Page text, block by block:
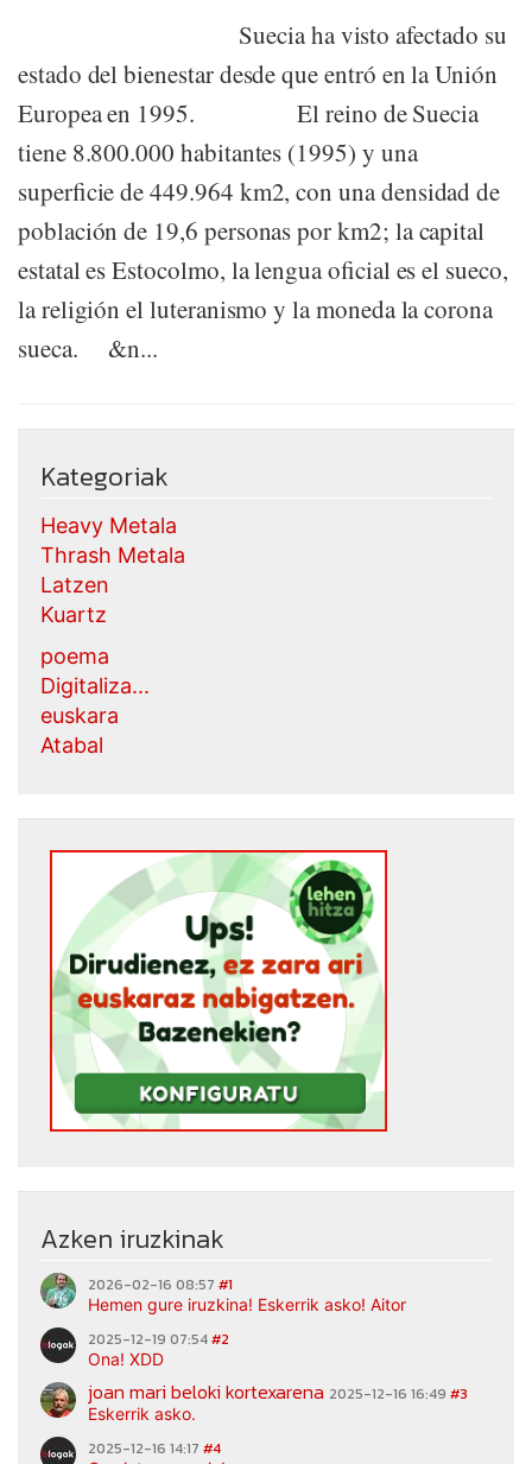
Suecia ha visto afectado su
estado del bienestar desde que entró en la Unión
Europea en 1995. El reino de Suecia
tiene 8.800.000 habitantes (1995) y una
superficie de 449.964 km2, con una densidad de
población de 19,6 personas por km2; la capital
estatal es Estocolmo, la lengua oficial es el sueco,
la religión el luteranismo y la moneda la corona
sueca. &n...
Kategoriak
Heavy Metala
Thrash Metala
Latzen
Kuartz
poema
Digitaliza...
euskara
Atabal
Azken iruzkinak
2026-02-16 08:57 #1
Hemen gure iruzkina! Eskerrik asko! Aitor
2025-12-19 07:54#2
Ona! XDD
joan mari beloki kortexarena 2025-12-16 16:49 #3
Eskerrik asko.
2025-12-16 14:17 #4